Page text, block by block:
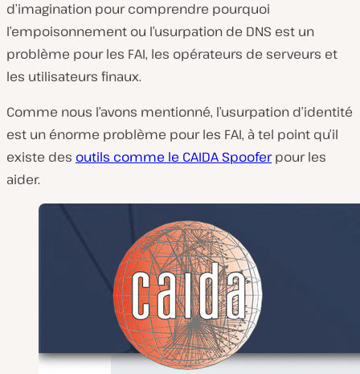
d’imagination pour comprendre pourquoi
l’empoisonnement ou l’usurpation de DNS est un
problème pour les FAI, les opérateurs de serveurs et
les utilisateurs finaux.
Comme nous l’avons mentionné, l’usurpation d’identité
est un énorme problème pour les FAI, à tel point qu’il
existe des outils comme le CAIDA Spooferpour les
aider.